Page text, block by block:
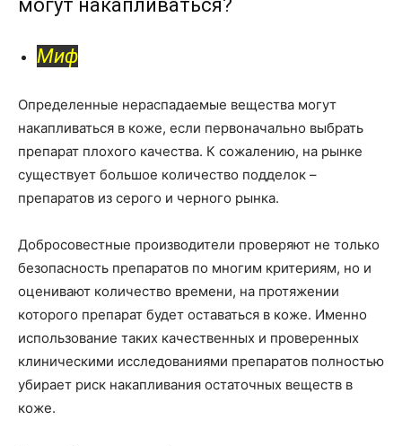
могут накапливаться?
Миф
Определенные нераспадаемые вещества могут
накапливаться в коже, если первоначально выбрать
препарат плохого качества. К сожалению, на рынке
существует большое количество подделок –
препаратов из серого и черного рынка.
Добросовестные производители проверяют не только
безопасность препаратов по многим критериям, но и
оценивают количество времени, на протяжении
которого препарат будет оставаться в коже. Именно
использование таких качественных и проверенных
клиническими исследованиями препаратов полностью
убирает риск накапливания остаточных веществ в
коже.